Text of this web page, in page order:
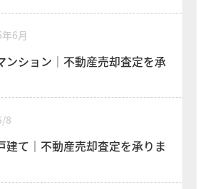
6月
ンション｜不動産売却査定を承
8
建て｜不動産売却査定を承りま